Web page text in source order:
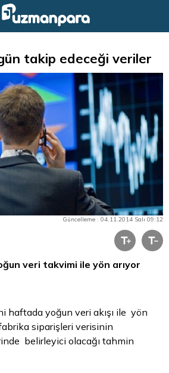
takip edeceği veriler
Güncelleme : 04.11.2014 Salı 09:12
veri takvimi ile yön arıyor
haftada yoğun veri akışı ile yön
siparişleri verisinin
belirleyici olacağı tahmin